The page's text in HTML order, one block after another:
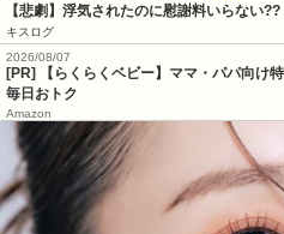
【悲劇】浮気されたのに慰謝料いらない
キスログ
2026/08/07
[PR] 【らくらくベビー】ママ・パパ向け
毎日おトク
Amazon